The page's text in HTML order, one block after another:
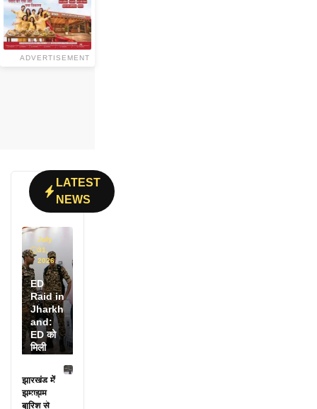
ADVERTISEMENT
LATEST
NEWS
July
31,
2026
ED
Raid in
Jharkh
and:
ED को
मिली
25
अफसरों
के नाम,
झारखंड में
झमाझम
बारिश से